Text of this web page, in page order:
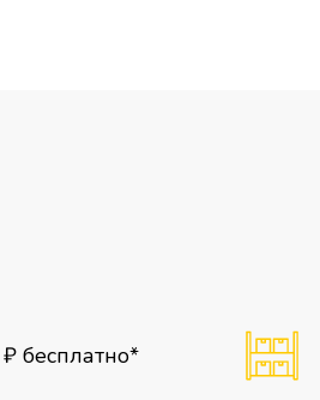
бесплатно*